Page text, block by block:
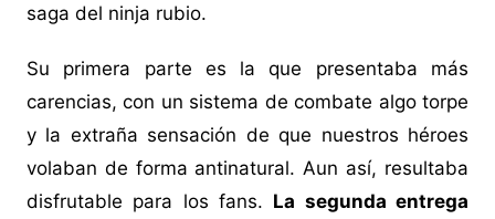
saga del ninja rubio.
Su primera parte es la que presentaba más
carencias, con un sistema de combate algo torpe
y la extraña sensación de que nuestros héroes
volaban de forma antinatural. Aun así, resultaba
disfrutable para los fans. La segunda entrega